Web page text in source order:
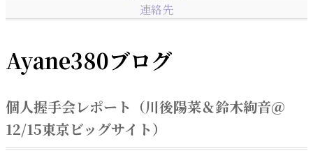
連絡先
Ayane380ブログ
個人握手会レポート（川後陽菜＆鈴木絢音＠
12/15東京ビッグサイト）